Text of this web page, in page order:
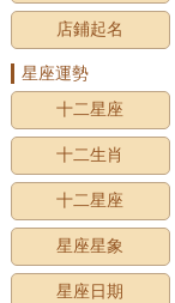
店鋪起名
星座運勢
十二星座
十二生肖
十二星座
星座星象
星座日期